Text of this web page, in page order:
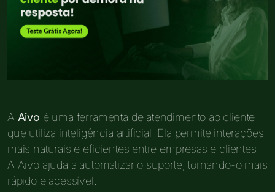
A Aivo é uma ferramenta de atendimento ao cliente
que utiliza inteligência artificial. Ela permite interações
mais naturais e eficientes entre empresas e clientes.
A Aivo ajuda a automatizar o suporte, tornando-o mais
rápido e acessível.